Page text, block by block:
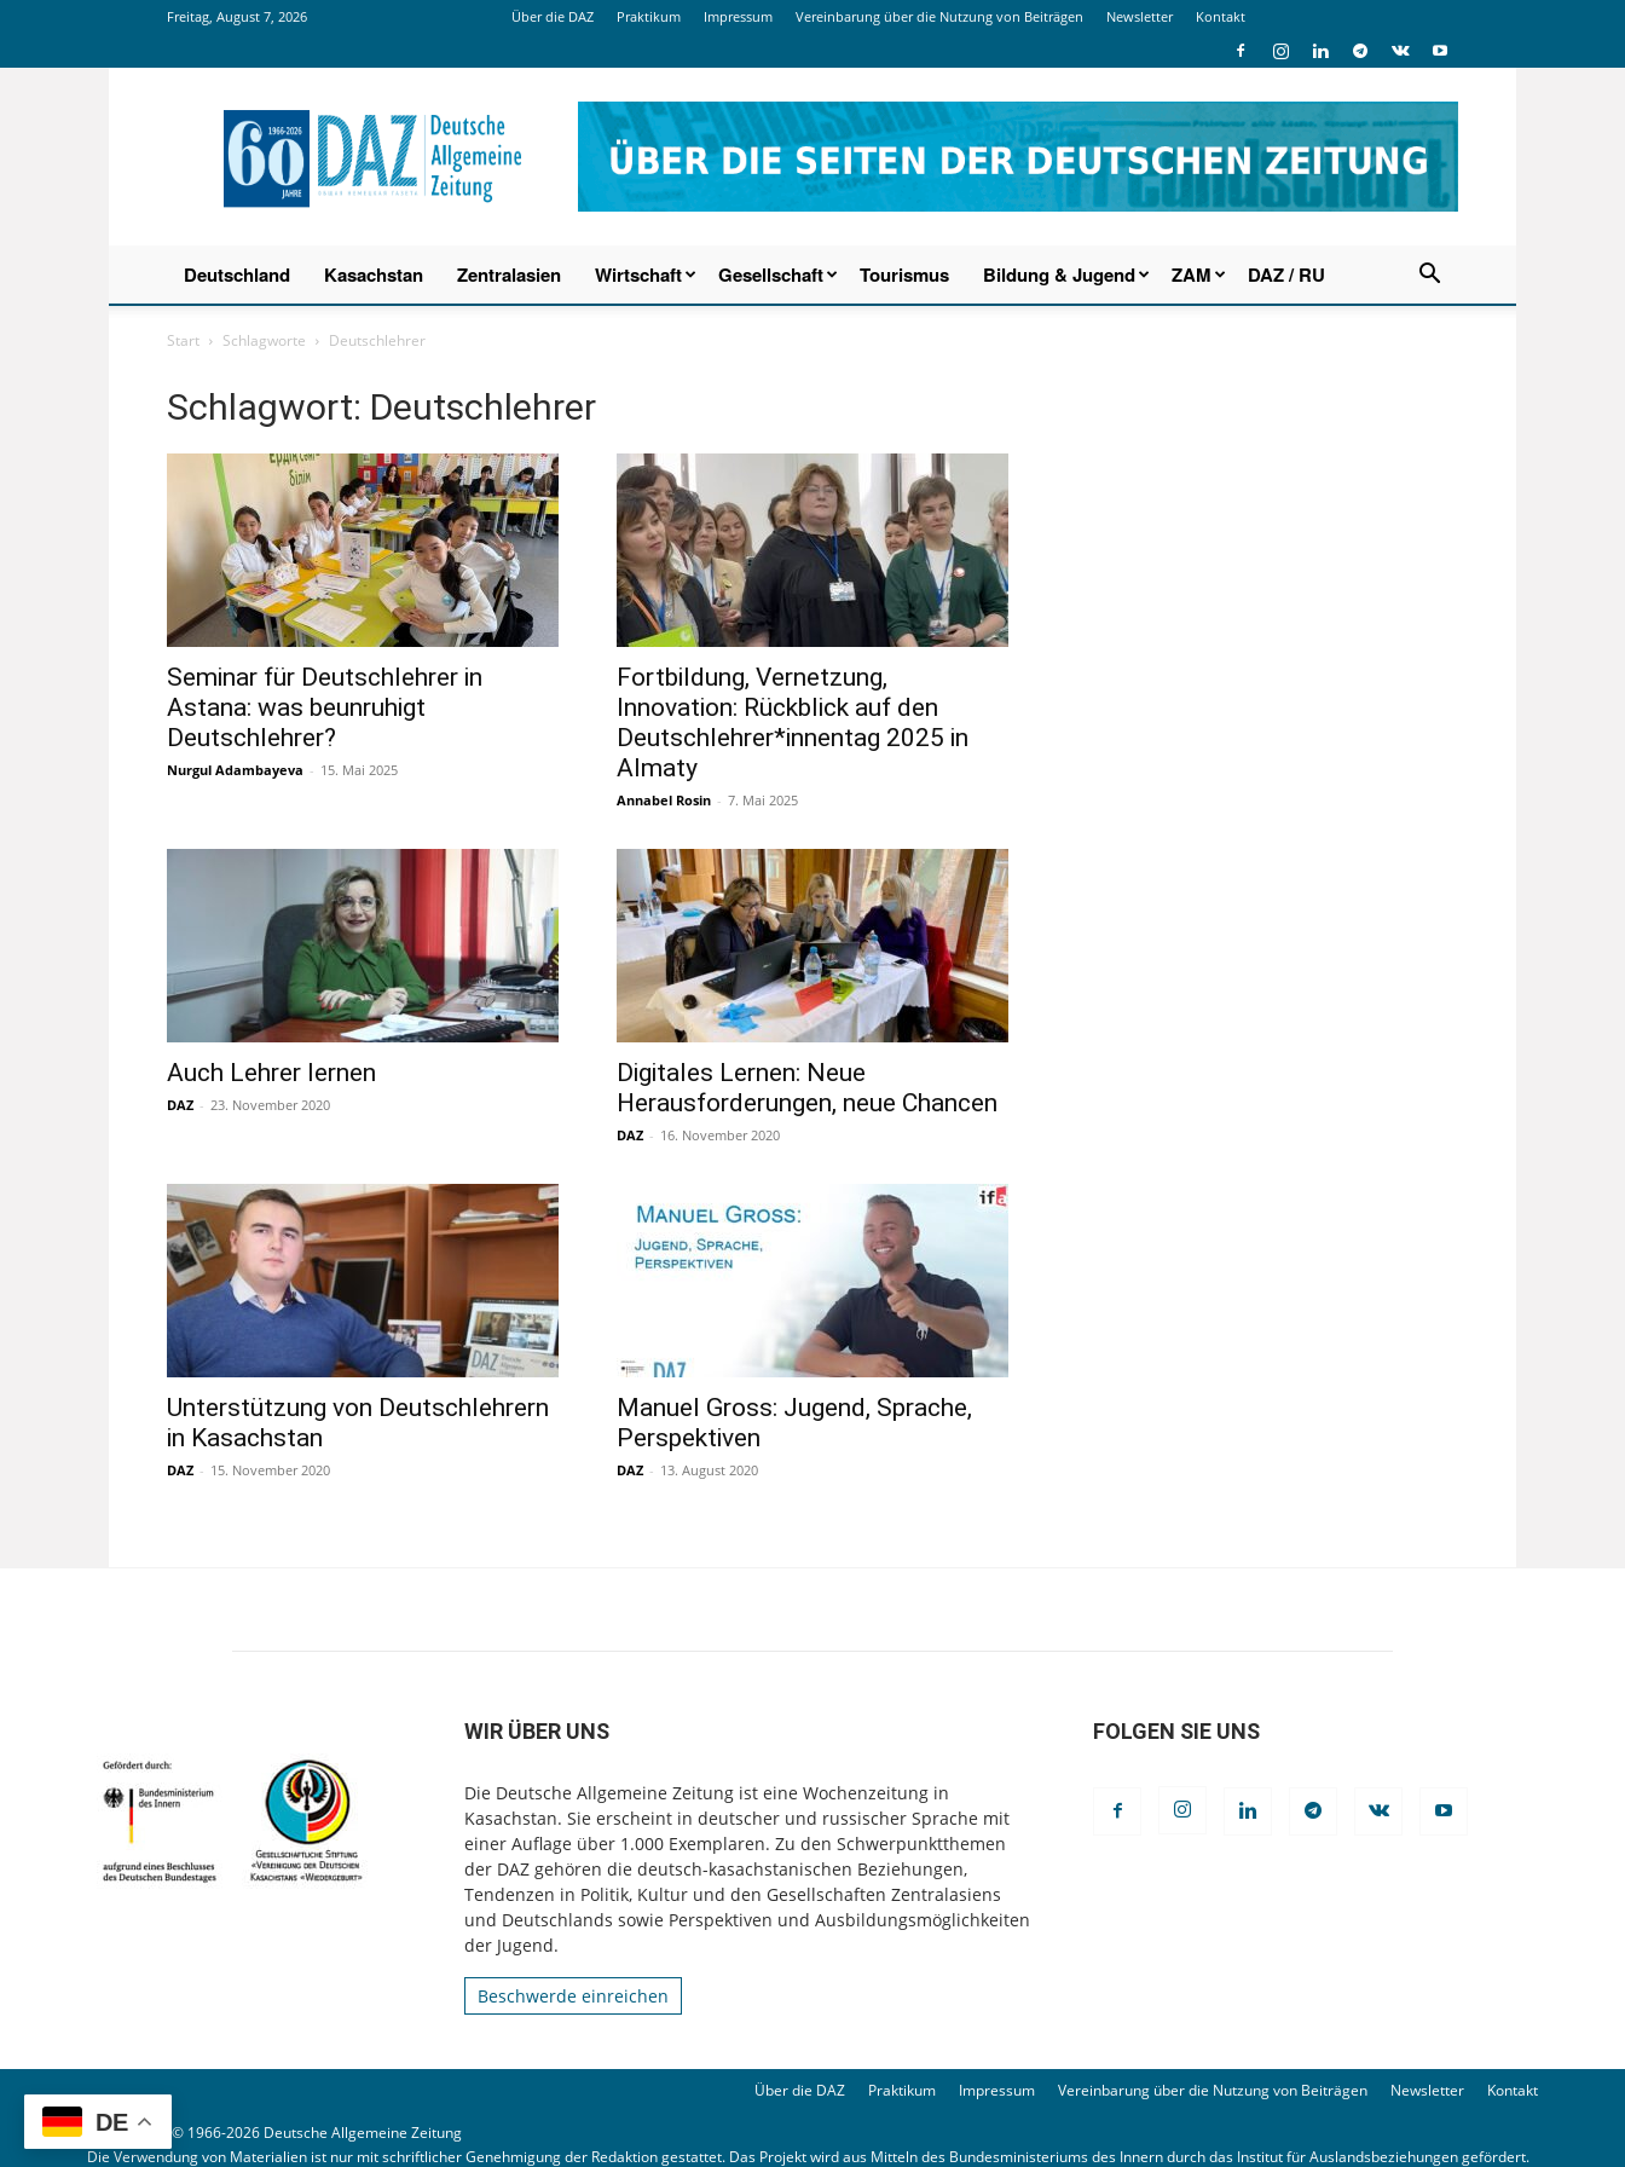
Freitag, August 7, 2026 Über die DAZ Praktikum Impressum Vereinbarung über die Nutzung von Beiträgen Newsletter Kontakt
Deutsche
Allgemeine
Zeitung
Deutschland Kasachstan Zentralasien Wirtschaft Gesellschaft Tourismus Bildung & Jugend ZAM DAZ / RU
Start Schlagworte Deutschlehrer
Schlagwort: Deutschlehrer
Seminar für Deutschlehrer in
Astana: was beunruhigt
Deutschlehrer?
Nurgul Adambayeva - 15. Mai 2025
Fortbildung, Vernetzung,
Innovation: Rückblick auf den
Deutschlehrer*innentag 2025 in
Almaty
Annabel Rosin - 7. Mai 2025
Auch Lehrer lernen
DAZ - 23. November 2020
Digitales Lernen: Neue
Herausforderungen, neue Chancen
DAZ - 16. November 2020
Unterstützung von Deutschlehrern
in Kasachstan
DAZ - 15. November 2020
Manuel Gross: Jugend, Sprache,
Perspektiven
DAZ - 13. August 2020
WIR ÜBER UNS
Die Deutsche Allgemeine Zeitung ist eine Wochenzeitung in
Kasachstan. Sie erscheint in deutscher und russischer Sprache mit
einer Auflage über 1.000 Exemplaren. Zu den Schwerpunktthemen
der DAZ gehören die deutsch-kasachstanischen Beziehungen,
Tendenzen in Politik, Kultur und den Gesellschaften Zentralasiens
und Deutschlands sowie Perspektiven und Ausbildungsmöglichkeiten
der Jugend.
Beschwerde einreichen
FOLGEN SIE UNS
Über die DAZ Praktikum Impressum Vereinbarung über die Nutzung von Beiträgen Newsletter Kontakt
© Copyright © 1966-2026 Deutsche Allgemeine Zeitung
Die Verwendung von Materialien ist nur mit schriftlicher Genehmigung der Redaktion gestattet. Das Projekt wird aus Mitteln des Bundesministeriums des Innern durch das Institut für Auslandsbeziehungen gefördert.
DE